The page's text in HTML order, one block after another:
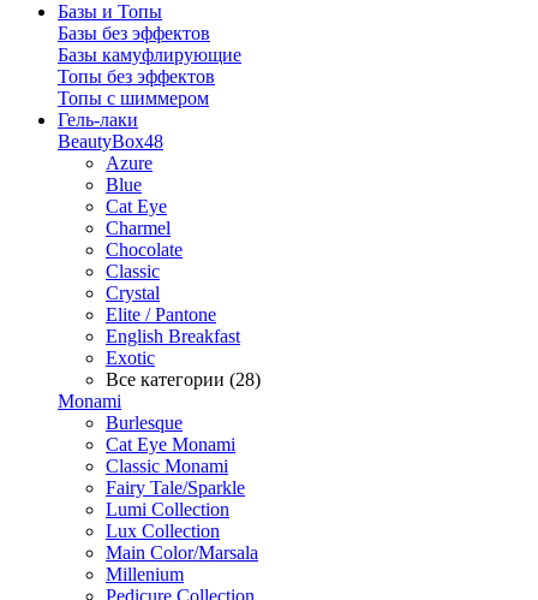
Базы и Топы
Базы без эффектов
Базы камуфлирующие
Топы без эффектов
Топы с шиммером
Гель-лаки
BeautyBox48
Azure
Blue
Cat Eye
Charmel
Chocolate
Classic
Crystal
Elite / Pantone
English Breakfast
Exotic
Все категории (28)
Monami
Burlesque
Cat Eye Monami
Classic Monami
Fairy Tale/Sparkle
Lumi Collection
Lux Collection
Main Color/Marsala
Millenium
Pedicure Collection